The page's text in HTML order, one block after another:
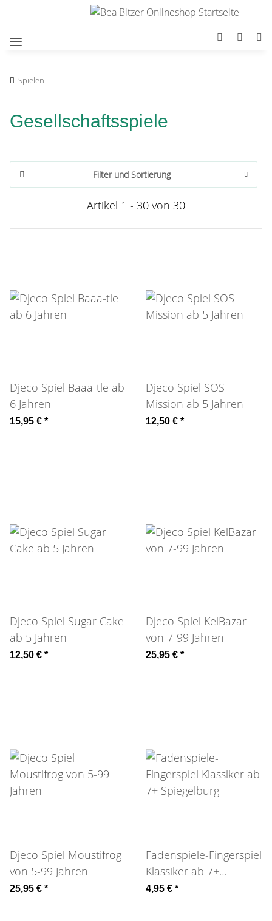
Spielen
Gesellschaftsspiele
Filter und Sortierung
Artikel 1 - 30 von 30
Djeco Spiel Baaa-tle ab
6 Jahren
15,95 € *
Djeco Spiel SOS
Mission ab 5 Jahren
12,50 € *
Djeco Spiel Sugar Cake
ab 5 Jahren
12,50 € *
Djeco Spiel KelBazar
von 7-99 Jahren
25,95 € *
Djeco Spiel Moustifrog
von 5-99 Jahren
25,95 € *
Fadenspiele-Fingerspiel
Klassiker ab 7+
Spiegelburg
4,95 € *